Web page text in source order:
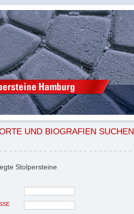
UND BIOGRAFIEN SUCHEN
Stolpersteine